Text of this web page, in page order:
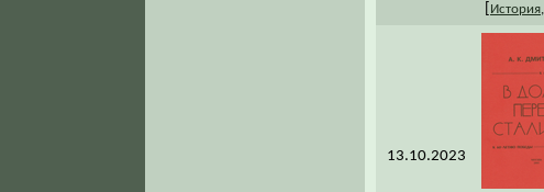
История
13.10.2023